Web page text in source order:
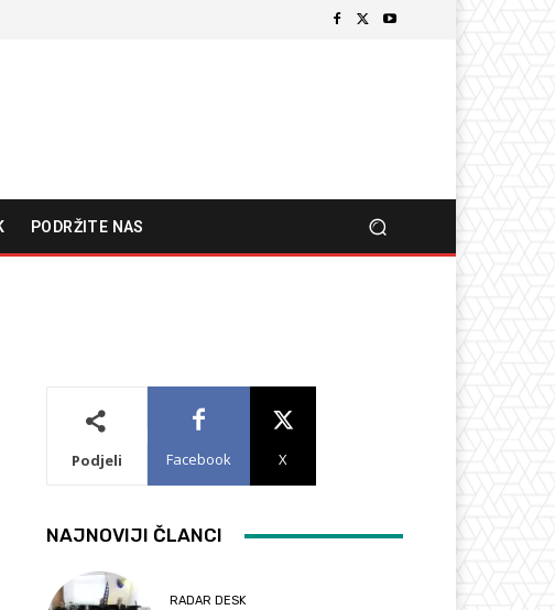
PODRŽITE NAS
Podjeli Facebook X
NAJNOVIJI ČLANCI
RADAR DESK